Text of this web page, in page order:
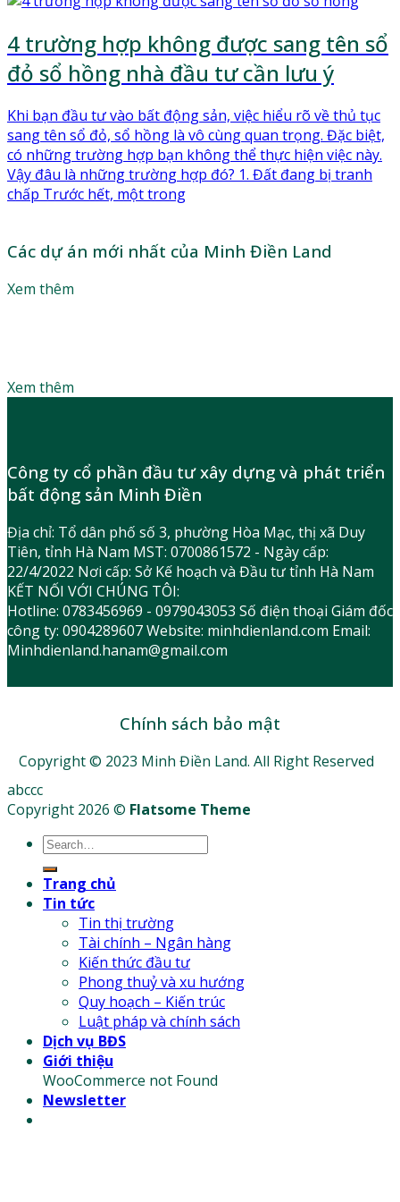
4 trường hợp không được sang tên sổ
đỏ sổ hồng nhà đầu tư cần lưu ý
Khi bạn đầu tư vào bất động sản, việc hiểu rõ về thủ tục
sang tên sổ đỏ, sổ hồng là vô cùng quan trọng. Đặc biệt,
có những trường hợp bạn không thể thực hiện việc này.
Vậy đâu là những trường hợp đó? 1. Đất đang bị tranh
chấp Trước hết, một trong
Các dự án mới nhất của Minh Điền Land
Xem thêm
Xem thêm
Công ty cổ phần đầu tư xây dựng và phát triển
bất động sản Minh Điền
Địa chỉ: Tổ dân phố số 3, phường Hòa Mạc, thị xã Duy
Tiên, tỉnh Hà Nam MST: 0700861572 - Ngày cấp:
22/4/2022 Nơi cấp: Sở Kế hoạch và Đầu tư tỉnh Hà Nam
KẾT NỐI VỚI CHÚNG TÔI:
Hotline: 0783456969 - 0979043053 Số điện thoại Giám đốc
công ty: 0904289607 Website: minhdienland.com Email:
Minhdienland.hanam@gmail.com
Chính sách bảo mật
Copyright © 2023 Minh Điền Land. All Right Reserved
abccc
Copyright 2026 © Flatsome Theme
Trang chủ
Tin tức
Tin thị trường
Tài chính – Ngân hàng
Kiến thức đầu tư
Phong thuỷ và xu hướng
Quy hoạch – Kiến trúc
Luật pháp và chính sách
Dịch vụ BĐS
Giới thiệu
WooCommerce not Found
Newsletter